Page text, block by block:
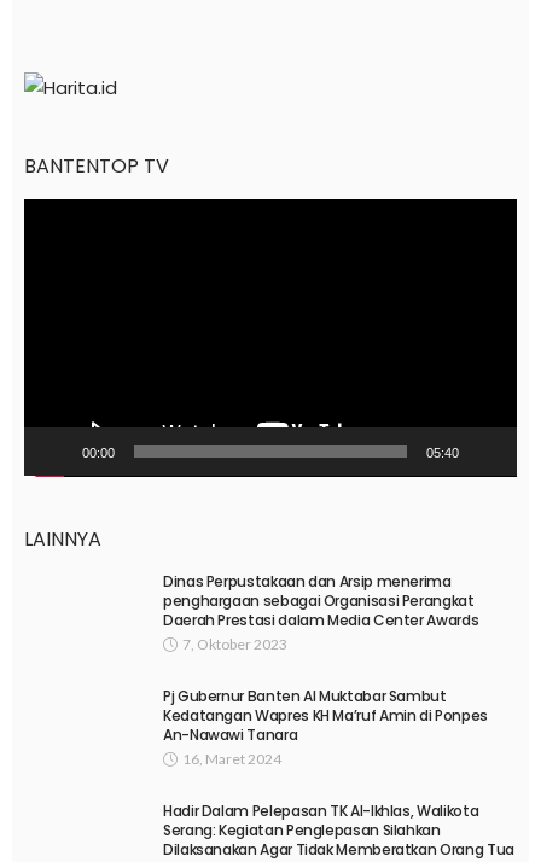
BANTENTOP TV
00:00 05:40
LAINNYA
Dinas Perpustakaan dan Arsip menerima
penghargaan sebagai Organisasi Perangkat
Daerah Prestasi dalam Media Center Awards
7, Oktober 2023
Pj Gubernur Banten Al Muktabar Sambut
Kedatangan Wapres KH Ma’ruf Amin di Ponpes
An-Nawawi Tanara
16, Maret 2024
Hadir Dalam Pelepasan TK Al-Ikhlas, Walikota
Serang: Kegiatan Penglepasan Silahkan
Dilaksanakan Agar Tidak Memberatkan Orang Tua